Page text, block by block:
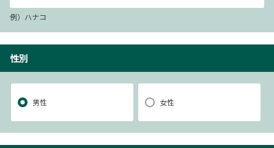
例）ハナコ
性別
男性 女性